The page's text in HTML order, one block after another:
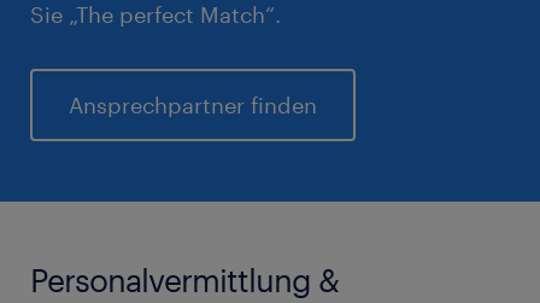
Sie „The perfect Match“.
Ansprechpartner finden
Personalvermittlung &